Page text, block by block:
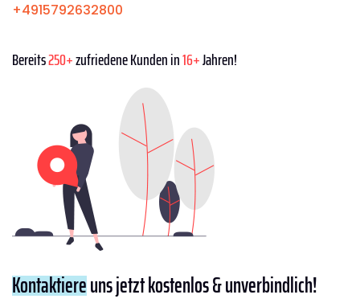
+4915792632800
Bereits250+zufriedene Kunden in16+Jahren!
Kontaktiereuns jetzt kostenlos & unverbindlich!